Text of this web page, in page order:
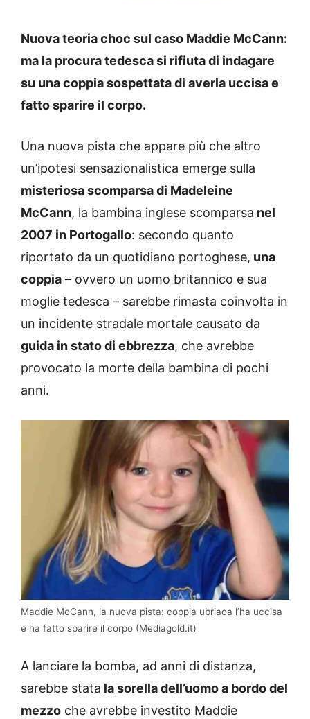
Nuova teoria choc sul caso Maddie McCann:
ma la procura tedesca si rifiuta di indagare
su una coppia sospettata di averla uccisa e
fatto sparire il corpo.
Una nuova pista che appare più che altro
un’ipotesi sensazionalistica emerge sulla
misteriosa scomparsa di Madeleine
McCann, la bambina inglese scomparsa nel
2007 in Portogallo: secondo quanto
riportato da un quotidiano portoghese, una
coppia – ovvero un uomo britannico e sua
moglie tedesca – sarebbe rimasta coinvolta in
un incidente stradale mortale causato da
guida in stato di ebbrezza, che avrebbe
provocato la morte della bambina di pochi
anni.
Maddie McCann, la nuova pista: coppia ubriaca l’ha uccisa
e ha fatto sparire il corpo (Mediagold.it)
A lanciare la bomba, ad anni di distanza,
sarebbe stata la sorella dell’uomo a bordo del
mezzo che avrebbe investito Maddie